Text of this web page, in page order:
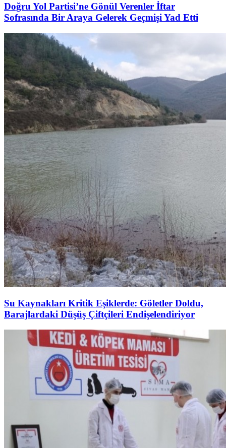
Doğru Yol Partisi’ne Gönül Verenler İftar
Sofrasında Bir Araya Gelerek Geçmişi Yad Etti
Su Kaynakları Kritik Eşiklerde: Göletler Doldu,
Barajlardaki Düşüş Çiftçileri Endişelendiriyor